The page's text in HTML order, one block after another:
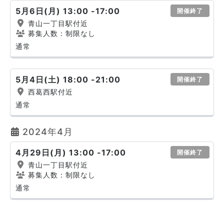
5月6日(月) 13:00 -17:00 開催終了
青山一丁目駅付近
募集人数：制限なし
通常
5月4日(土) 18:00 -21:00 開催終了
西葛西駅付近
通常
2024年4月
4月29日(月) 13:00 -17:00 開催終了
青山一丁目駅付近
募集人数：制限なし
通常